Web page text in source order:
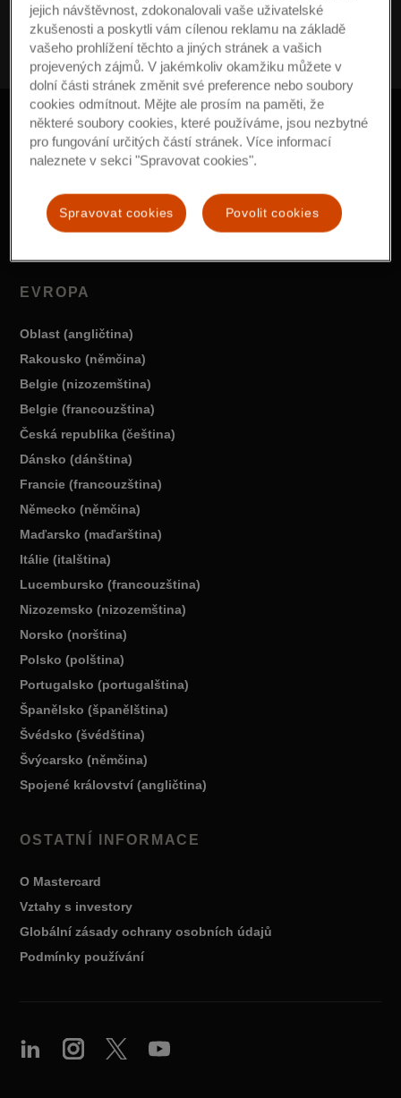
Evropa Tiskové centrum Novinky
cs-CZ
2019
únor
Valentýnské nákupy v Česku strmě rostou, v USA ovšem
https://www.mastercard.com/news/europe/cs-cz
EVROPA
Oblast (angličtina)
Rakousko (němčina)
Belgie (nizozemština)
Belgie (francouzština)
Česká republika (čeština)
Dánsko (dánština)
Francie (francouzština)
Německo (němčina)
Maďarsko (maďarština)
Itálie (italština)
Lucembursko (francouzština)
Nizozemsko (nizozemština)
Norsko (norština)
Polsko (polština)
Portugalsko (portugalština)
Španělsko (španělština)
Švédsko (švédština)
Švýcarsko (němčina)
Spojené království (angličtina)
OSTATNÍ INFORMACE
O Mastercard
Vztahy s investory
Globální zásady ochrany osobních údajů
Podmínky používání
jejich návštěvnost, zdokonalovali vaše uživatelské
zkušenosti a poskytli vám cílenou reklamu na základě
vašeho prohlížení těchto a jiných stránek a vašich
projevených zájmů. V jakémkoliv okamžiku můžete v
dolní části stránek změnit své preference nebo soubory
cookies odmítnout. Mějte ale prosím na paměti, že
některé soubory cookies, které používáme, jsou nezbytné
pro fungování určitých částí stránek. Více informací
naleznete v sekci "Spravovat cookies".
Povolit cookies
Spravovat cookies